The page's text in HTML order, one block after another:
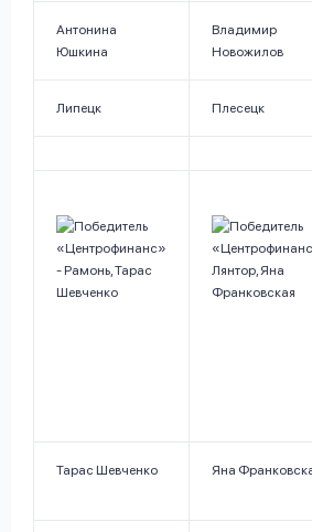
Антонина
Юшкина
Владимир
Новожилов
Липецк Плесецк
Тарас Шевченко Яна